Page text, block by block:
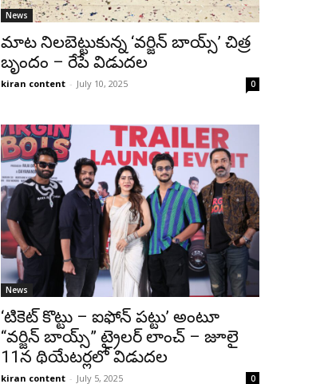
News
మాట నిలబెట్టుకున్న ‘వర్జిన్‌ బాయ్స్‌’ చిత్ర
బృందం – రేపే విడుదల
kiran content - July 10, 2025 0
News
‘టికెట్ కొట్టు – ఐఫోన్ పట్టు’ అంటూ
“వర్జిన్ బాయ్స్” ట్రైలర్ లాంచ్ – జూలై
11న థియేటర్లలో విడుదల
kiran content - July 5, 2025 0